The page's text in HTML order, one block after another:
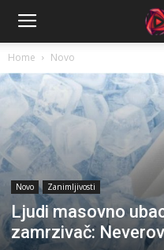
Home Novo
Novo Zanimljivosti
Ljudi masovno
zamrzivač: